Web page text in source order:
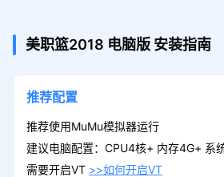
美职篮2018 电脑版 安装指南
推荐配置
推荐使用MuMu模拟器运行
建议电脑配置：CPU4核+ 内存4G+ 系
需要开启VT >>如何开启VT